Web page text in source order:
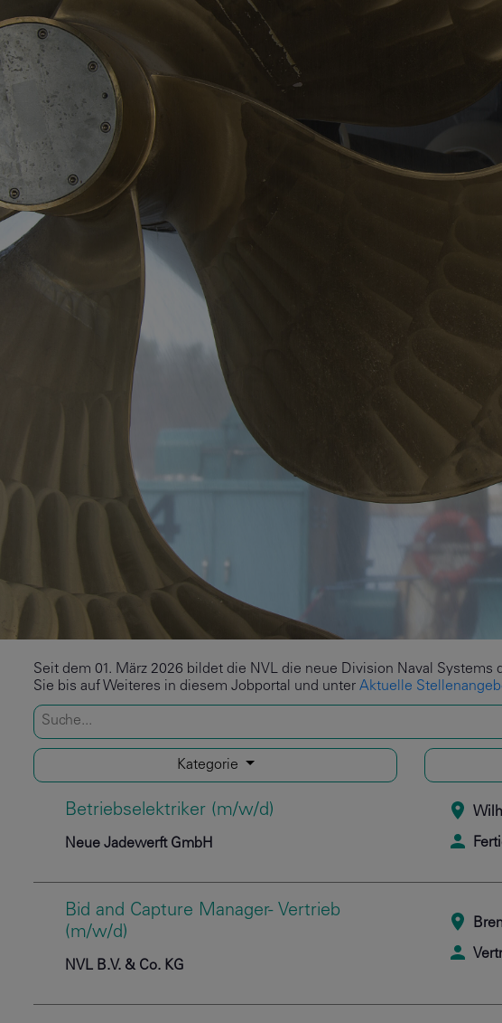
Seit dem 01. März 2026 bildet die NVL die neue Division Naval
Sie bis auf Weiteres in diesem Jobportal und unter Aktuelle
Kategorie
Betriebselektriker (m/w/d)
Neue Jadewerft GmbH
Bid and Capture Manager- Vertrieb
(m/w/d)
NVL B.V. & Co. KG